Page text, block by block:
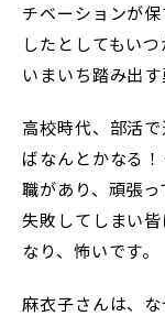
チベーションが
したとしてもい
いまいち踏み出す
高校時代、部活
ばなんとかなる
職があり、頑張
失敗してしまい
なり、怖いです。
麻衣子さんは、